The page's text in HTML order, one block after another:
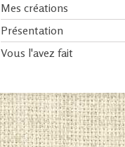
Mes créations
Présentation
Vous l'avez fait